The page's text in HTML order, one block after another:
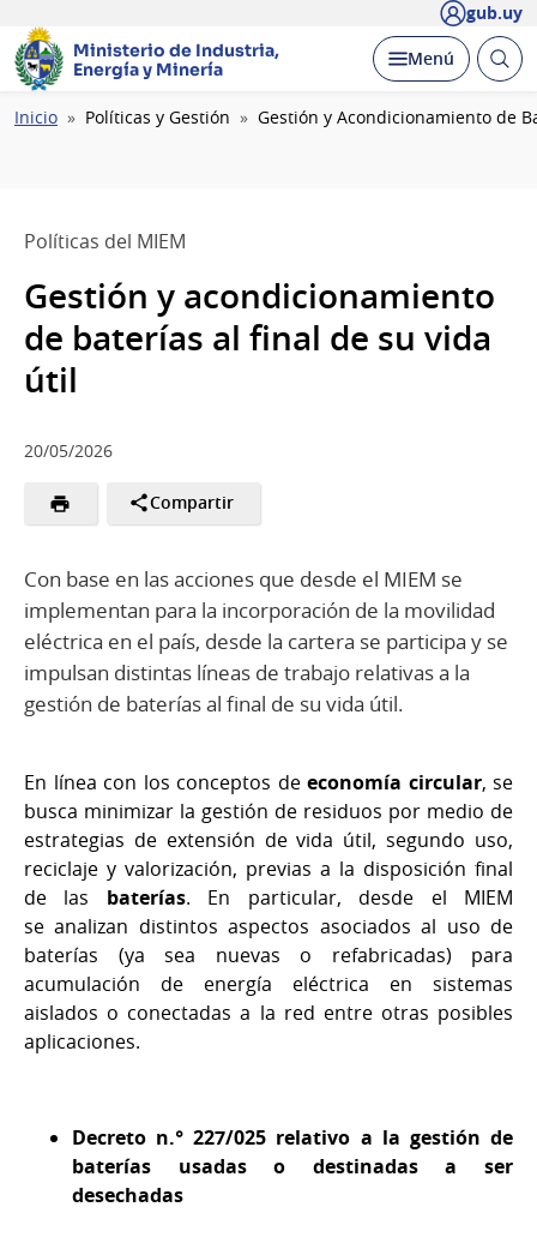
gub.uy
Ministerio de Industria,
Energía y Minería
Desplegar
Menú Abrir
Ruta
Inicio Políticas y Gestión Gestión y Acondicionamiento de
Políticas del MIEM
Gestión y acondicionamiento
de baterías al final de su vida
útil
20/05/2026
Compartir
Con base en las acciones que desde el MIEM se
implementan para la incorporación de la movilidad
eléctrica en el país, desde la cartera se participa y se
impulsan distintas líneas de trabajo relativas a la
gestión de baterías al final de su vida útil.
En línea con los conceptos de economía circular, se
busca minimizar la gestión de residuos por medio de
estrategias de extensión de vida útil, segundo uso,
reciclaje y valorización, previas a la disposición final
de las baterías. En particular, desde el MIEM
se analizan distintos aspectos asociados al uso de
baterías (ya sea nuevas o refabricadas) para
acumulación de energía eléctrica en sistemas
aislados o conectadas a la red entre otras posibles
aplicaciones.
Decreto n.° 227/025 relativo a la gestión de
baterías usadas o destinadas a ser
desechadas